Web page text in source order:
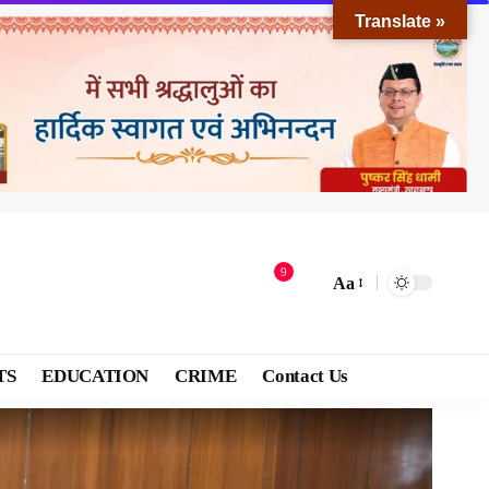
9
Aa
EDUCATION CRIME Contact Us
Translate »